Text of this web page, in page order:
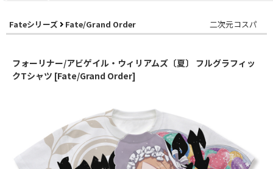
Fateシリーズ Fate/Grand Order 二次元コスパ
フォーリナー/アビゲイル・ウィリアムズ〔夏〕 フルグラフィッ
クTシャツ [Fate/Grand Order]